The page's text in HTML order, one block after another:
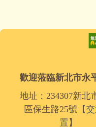
歡迎蒞臨新北市永
地址：234307新北
區保生路25號【
置 】